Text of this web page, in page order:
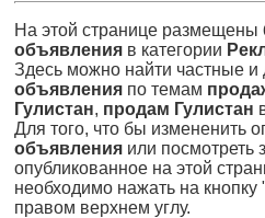
На этой странице размещены
объявления в категории
Здесь можно найти частные и
объявления по темам
Гулистан, продам Гулистан
Для того, что бы измененить
объявления или посмотреть
опубликованное на этой
необходимо нажать на
правом верхнем углу.